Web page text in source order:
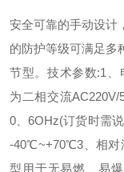
安全可靠的手动设计
的防护等级可满足多
节型。 技术参数:1、
为二相交流
0、6OHz(订货时需说
-40℃~+70℃3、相
型用于无易燃、易